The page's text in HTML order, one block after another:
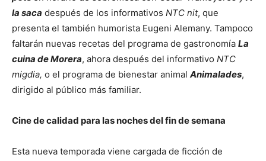
la saca después de los informativos NTC nit, que
presenta el también humorista Eugeni Alemany. Tampoco
faltarán nuevas recetas del programa de gastronomía La
cuina de Morera, ahora después del informativo NTC
migdia, o el programa de bienestar animal Animalades,
dirigido al público más familiar.
Cine de calidad para las noches del fin de semana
Esta nueva temporada viene cargada de ficción de